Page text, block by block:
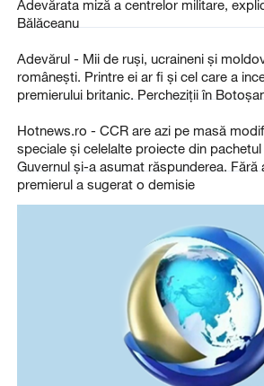
Adevărata miză a centrelor militare,
Bălăceanu
Adevărul - Mii de ruși, ucraineni și
românești. Printre ei ar fi și cel care a
premierului britanic. Percheziții în
Hotnews.ro - CCR are azi pe masă
speciale și celelalte proiecte din
Guvernul și-a asumat răspunderea. Fără
premierul a sugerat o demisie